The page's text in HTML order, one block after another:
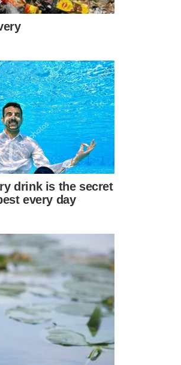
drink is the secret
every day